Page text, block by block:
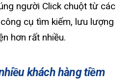
người Click chuột từ các
cụ tìm kiếm, lưu lượng
hơn rất nhiều.
khách hàng tiềm